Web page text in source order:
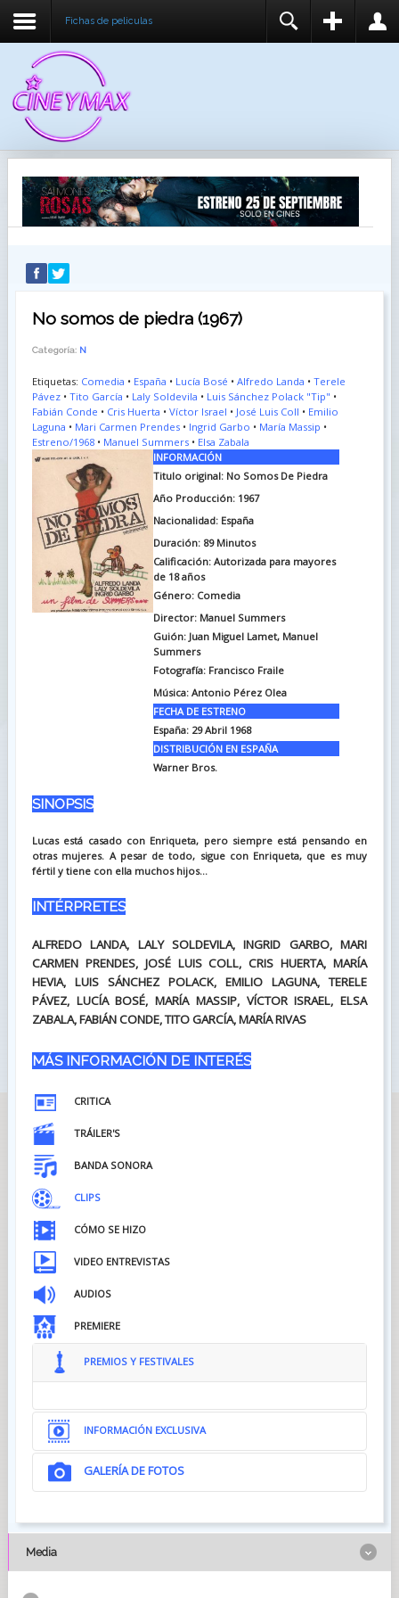
Fichas de peliculas
RECUÉRDEME
IDENTIFICARSE
REGISTER
No somos de piedra (1967)
Categoría: N
Etiquetas: Comedia • España • Lucía Bosé • Alfredo Landa • Terele
Pávez• Tito García • Laly Soldevila • Luis Sánchez Polack "Tip" •
Fabián Conde • Cris Huerta • Víctor Israel • José Luis Coll • Emilio
Laguna • Mari Carmen Prendes• Ingrid Garbo • María Massip •
Estreno/1968• Manuel Summers• Elsa Zabala
INFORMACIÓN
Titulo original: No Somos De Piedra
Año Producción: 1967
Nacionalidad: España
Duración: 89 Minutos
Calificación: Autorizada para mayores
de 18 años
Género: Comedia
Director: Manuel Summers
Guión: Juan Miguel Lamet, Manuel
Summers
Fotografía: Francisco Fraile
Música: Antonio Pérez Olea
FECHA DE ESTRENO
España: 29 Abril 1968
DISTRIBUCIÓN EN ESPAÑA
Warner Bros.
SINOPSIS
Lucas está casado con Enriqueta, pero siempre está pensando en
otras mujeres. A pesar de todo, sigue con Enriqueta, que es muy
fértil y tiene con ella muchos hijos...
INTÉRPRETES
ALFREDO LANDA, LALY SOLDEVILA, INGRID GARBO, MARI
CARMEN PRENDES, JOSÉ LUIS COLL, CRIS HUERTA, MARÍA
HEVIA, LUIS SÁNCHEZ POLACK, EMILIO LAGUNA, TERELE
PÁVEZ, LUCÍA BOSÉ, MARÍA MASSIP, VÍCTOR ISRAEL, ELSA
ZABALA, FABIÁN CONDE, TITO GARCÍA, MARÍA RIVAS
MÁS INFORMACIÓN DE INTERÉS
CRITICA
TRÁILER'S
BANDA SONORA
CLIPS
CÓMO SE HIZO
VIDEO ENTREVISTAS
AUDIOS
PREMIERE
PREMIOS Y FESTIVALES
INFORMACIÓN EXCLUSIVA
GALERÍA DE FOTOS
Media